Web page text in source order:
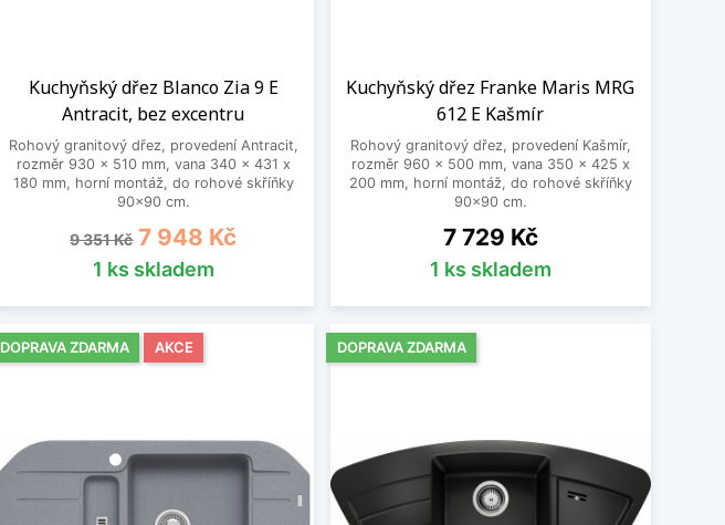
Kuchyňský dřez Blanco Zia 9 E
Antracit, bez excentru
Rohový granitový dřez, provedení Antracit,
rozměr 930 x 510 mm, vana 340 x 431 x
180 mm, horní montáž, do rohové skříňky
90x90 cm.
Běžná cena
9 351 Kč Cena
7 948 Kč
1 ks skladem
Kuchyňský dřez Franke Maris MRG
612 E Kašmír
Rohový granitový dřez, provedení Kašmír,
rozměr 960 x 500 mm, vana 350 x 425 x
200 mm, horní montáž, do rohové skříňky
90x90 cm.
Cena
7 729 Kč
1 ks skladem
DOPRAVA ZDARMA AKCE DOPRAVA ZDARMA